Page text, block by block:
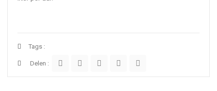
Tags :
Delen :